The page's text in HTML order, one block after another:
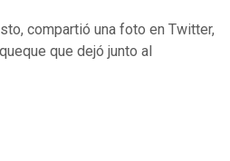
compartió una foto en Twitter,
que dejó junto al